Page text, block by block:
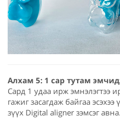
Алхам 5: 1 сар тутам
Сард 1 удаа ирж эмнэлэгтээ
гажиг засагдаж байгаа
зүүх Digital aligner зэмсэг авна.